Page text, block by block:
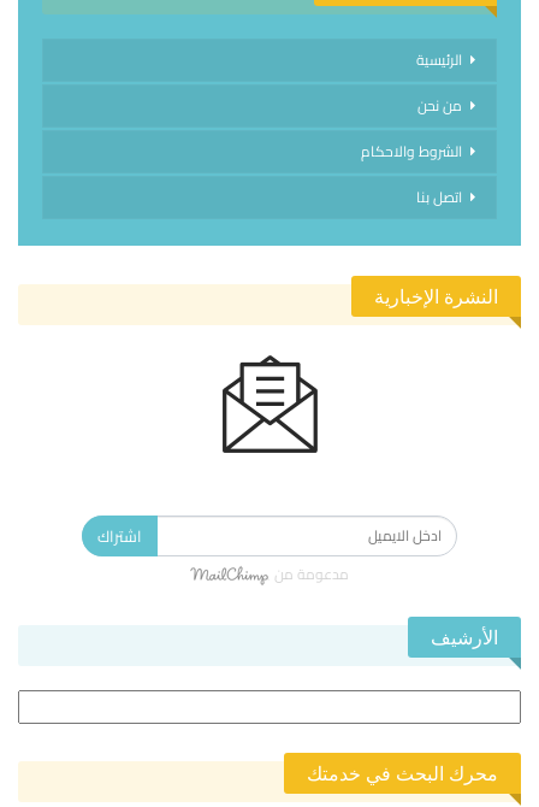
الرئيسية
من نحن
الشروط والاحكام
اتصل بنا
النشرة الإخبارية
اشتراك
مدعومة من
الأرشيف
محرك البحث في خدمتك